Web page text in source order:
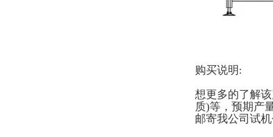
购买说明:
想更多的了解
质)等，预期产
邮寄我公司试